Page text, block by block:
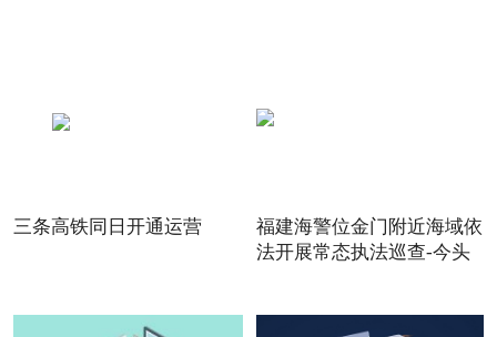
三条高铁同日开通运营
福建海警位金门附近海域依
法开展常态执法巡查-今头